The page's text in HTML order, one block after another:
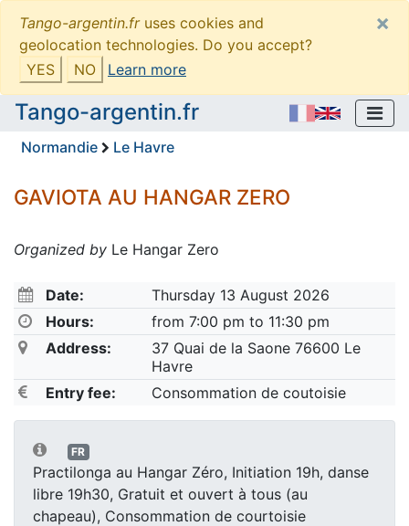
Tango-argentin.fruses cookies and
geolocation technologies. Do you accept?
YES
NO Learn more
×
Tango-argentin.fr
Normandie Le Havre
GAVIOTA AU HANGAR ZERO
Organized by Le Hangar Zero
Date:
Thursday 13 August 2026
Hours:
from 7:00 pm to 11:30 pm
Address:
37 Quai de la Saone 76600 Le
Havre
Entry fee:
Consommation de coutoisie
FR
Practilonga au Hangar Zéro, Initiation 19h, danse
libre 19h30, Gratuit et ouvert à tous (au
chapeau), Consommation de courtoisie